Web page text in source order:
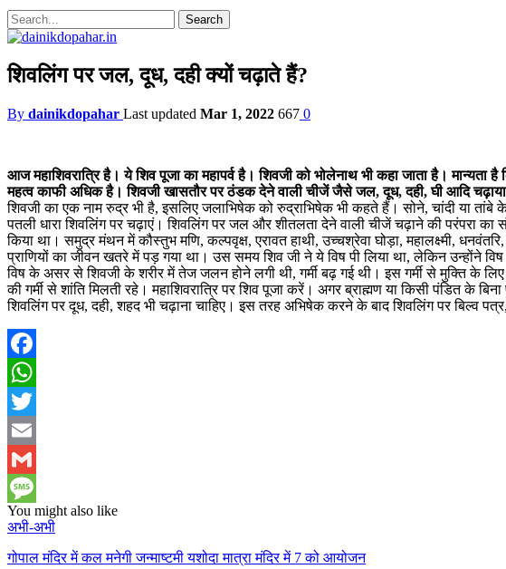
शिवलिंग पर जल, दूध, दही क्यों चढ़ाते हैं?
By dainikdopahar Last updated Mar 1, 2022 667 0
आज महाशिवरात्रि है। ये शिव पूजा का महापर्व है। शिवजी को भोलेनाथ भी कहा जाता है।
महत्व काफी अधिक है। शिवजी खासतौर पर ठंडक देने वाली चीजें जैसे जल, दूध, दही, घी आदि
शिवजी का एक नाम रुद्र भी है, इसलिए जलाभिषेक को रुद्राभिषेक भी कहते हैं। सोने, चांदी या
पतली धारा शिवलिंग पर चढ़ाएं। शिवलिंग पर जल और शीतलता देने वाली चीजें चढ़ाने की
किया था। समुद्र मंथन में कौस्तुभ मणि, कल्पवृक्ष, एरावत हाथी, उच्चश्रेवा घोड़ा, महालक्ष्मी,
प्राणियों का जीवन खतरे में पड़ गया था। उस समय शिव जी ने ये विष पी लिया था, लेकिन उन्होंने
विष के असर से शिवजी के शरीर में तेज जलन होने लगी थी, गर्मी बढ़ गई थी। इस गर्मी से मुक्ति के
की गर्मी से शांति मिलती रहे। महाशिवरात्रि पर शिव पूजा करें। अगर ब्राह्मण या किसी पंडित
शिवलिंग पर दूध, दही, शहद भी चढ़ाना चाहिए। इस तरह अभिषेक करने के बाद शिवलिंग पर बिल्व
Facebook
WhatsApp
Twitter
Email
Gmail
Message
You might also like
अभी-अभी
गोपाल मंदिर में कल मनेगी जन्माष्टमी यशोदा मात्रा मंदिर में 7 को आयोजन